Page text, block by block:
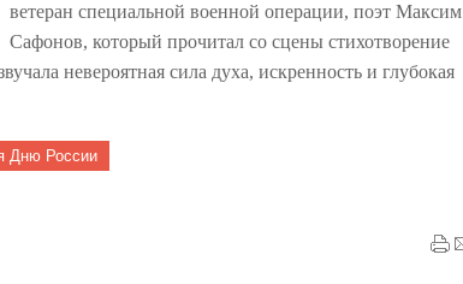
ветеран специальной военной операции, поэт Максим
Сафонов, который прочитал со сцены стихотворение
невероятная сила духа, искренность и глубокая
Дню России